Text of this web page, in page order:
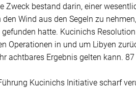
Zweck bestand darin, einer
Wind aus den Segeln zu
hatte. Kucinichs
Operationen in und um Libyen
achtbares Ergebnis gelten kann.
Kucinichs Initiative scharf